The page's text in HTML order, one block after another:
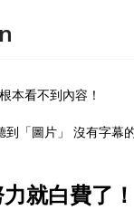
本看不到內容！
「圖片」 沒有字
就白費了！